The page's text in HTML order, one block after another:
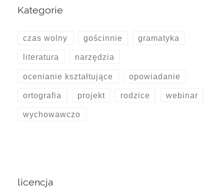
Kategorie
czas wolny gościnnie gramatyka
literatura narzędzia
ocenianie kształtujące opowiadanie
ortografia projekt rodzice webinar
wychowawczo
licencja